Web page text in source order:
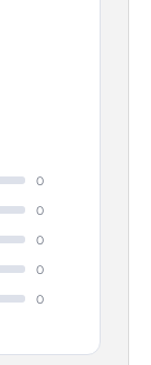
0
0
0
0
0